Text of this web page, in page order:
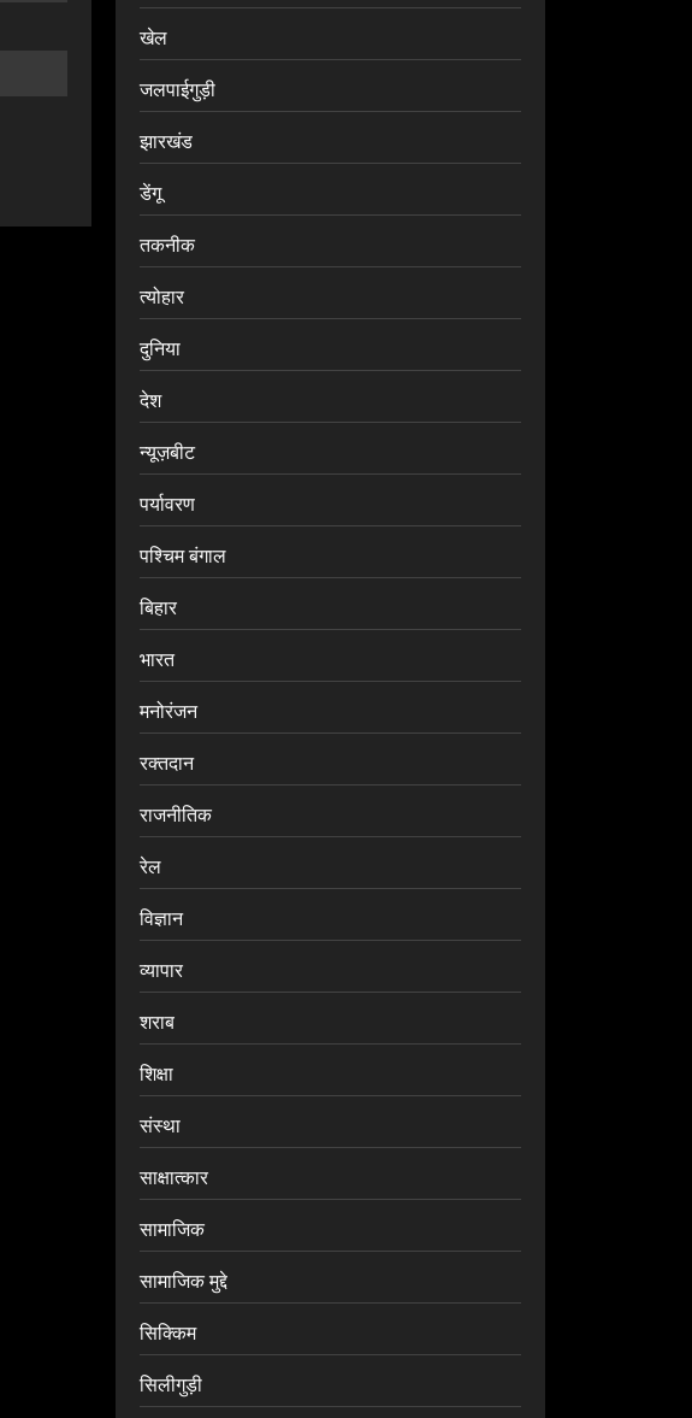
खेल
जलपाईगुड़ी
झारखंड
डेंगू
तकनीक
त्योहार
दुनिया
देश
न्यूज़बीट
पर्यावरण
पश्चिम बंगाल
बिहार
भारत
मनोरंजन
रक्तदान
राजनीतिक
रेल
विज्ञान
व्यापार
शराब
शिक्षा
संस्था
साक्षात्कार
सामाजिक
सामाजिक मुद्दे
सिक्किम
सिलीगुड़ी